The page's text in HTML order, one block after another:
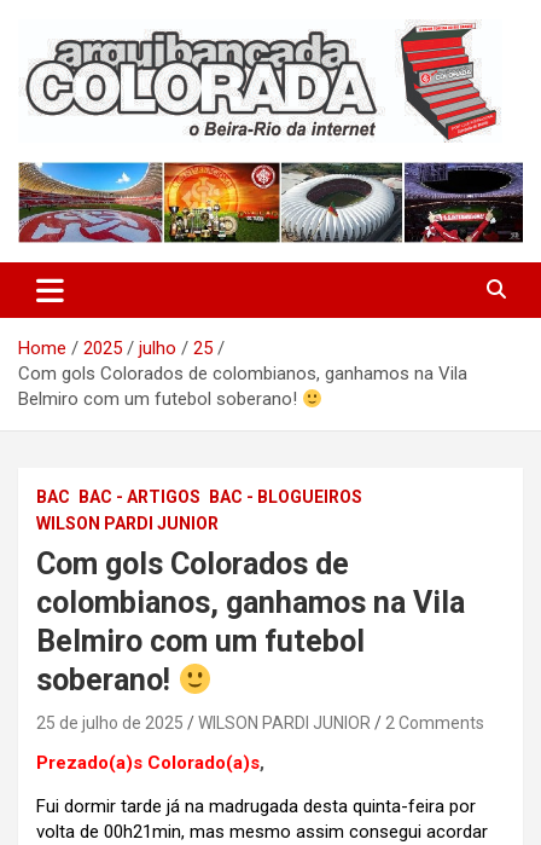
content
Arquibancada Colorada
Home 2025 julho
25
Com gols Colorados de colombianos, ganhamos na Vila
Belmiro com um futebol soberano!
BAC BAC - ARTIGOS
BAC - BLOGUEIROS
WILSON PARDI JUNIOR
Com gols Colorados de
colombianos, ganhamos na Vila
Belmiro com um futebol
soberano!
25 de julho de 2025 WILSON PARDI JUNIOR 2 Comments
Prezado(a)s Colorado(a)s,
Fui dormir tarde já na madrugada desta quinta-feira por
volta de 00h21min, mas mesmo assim consegui acordar